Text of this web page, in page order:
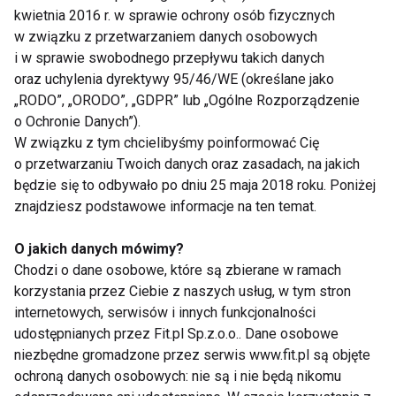
tlenu. Jest to możliwe do osiągnięcia przy
niewielkim lecz długotrwałym obciążeniu mięśni
(min. 30 – 40 minut). Do aktywności tego rodzaju
należy m. in.:
szybki marsz;
jazda na rowerze;
narciarstwo biegowe;
łyżwiarstwo;
pływanie.
kwietnia 2016 r. w sprawie ochrony osób fizycznych
w związku z przetwarzaniem danych osobowych
i w sprawie swobodnego przepływu takich danych
oraz uchylenia dyrektywy 95/46/WE (określane jako
„RODO”, „ORODO”, „GDPR” lub „Ogólne Rozporządzenie
o Ochronie Danych”).
W związku z tym chcielibyśmy poinformować Cię
o przetwarzaniu Twoich danych oraz zasadach, na jakich
będzie się to odbywało po dniu 25 maja 2018 roku. Poniżej
znajdziesz podstawowe informacje na ten temat.
O jakich danych mówimy?
Chodzi o dane osobowe, które są zbierane w ramach
korzystania przez Ciebie z naszych usług, w tym stron
internetowych, serwisów i innych funkcjonalności
udostępnianych przez Fit.pl Sp.z.o.o.. Dane osobowe
niezbędne gromadzone przez serwis www.fit.pl są objęte
ochroną danych osobowych: nie są i nie będą nikomu